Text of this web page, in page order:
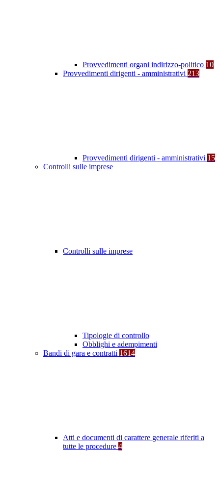
Provvedimenti organi indirizzo-politico 10
Provvedimenti dirigenti - amministrativi 213
Provvedimenti dirigenti - amministrativi 15
Controlli sulle imprese
Controlli sulle imprese
Tipologie di controllo
Obblighi e adempimenti
Bandi di gara e contratti 1614
Atti e documenti di carattere generale riferiti a
tutte le procedure 4